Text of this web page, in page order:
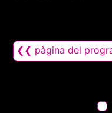
❮❮ pàgina del